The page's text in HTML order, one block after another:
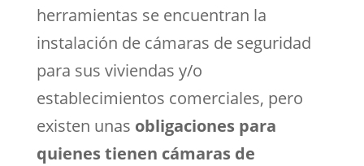
herramientas se encuentran la
instalación de cámaras de seguridad
para sus viviendas y/o
establecimientos comerciales, pero
existen unas obligaciones para
quienes tienen cámaras de